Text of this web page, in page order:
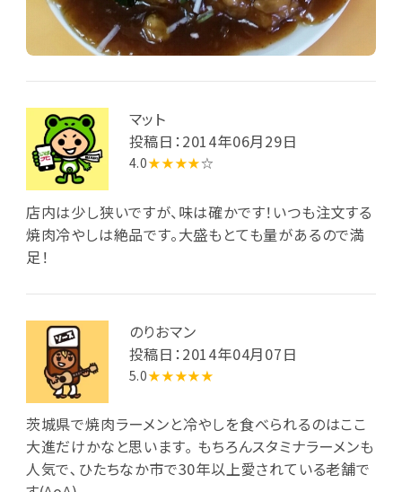
マット
投稿日：2014年06月29日
4.0★★★★☆
店内は少し狭いですが、味は確かです！いつも注文する
焼肉冷やしは絶品です。大盛もとても量があるので満
足！
のりおマン
投稿日：2014年04月07日
5.0★★★★★
茨城県で焼肉ラーメンと冷やしを食べられるのはここ
大進だけかなと思います｡ もちろんスタミナラーメンも
人気で､ひたちなか市で30年以上愛されている老舗で